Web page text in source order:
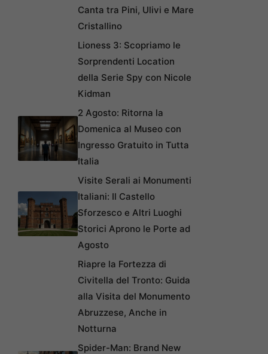
Canta tra Pini, Ulivi e Mare
Cristallino
Lioness 3: Scopriamo le
Sorprendenti Location
della Serie Spy con Nicole
Kidman
2 Agosto: Ritorna la
Domenica al Museo con
Ingresso Gratuito in Tutta
Italia
Visite Serali ai Monumenti
Italiani: Il Castello
Sforzesco e Altri Luoghi
Storici Aprono le Porte ad
Agosto
Riapre la Fortezza di
Civitella del Tronto: Guida
alla Visita del Monumento
Abruzzese, Anche in
Notturna
Spider-Man: Brand New